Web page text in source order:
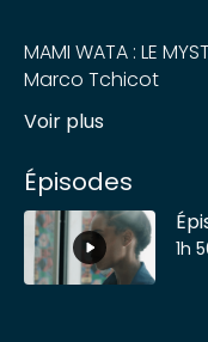
MAMI WATA : LE
Marco Tchicot
Voir plus
Épisodes
1h